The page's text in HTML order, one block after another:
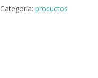
Bebidas
Latas
Categoría: productos